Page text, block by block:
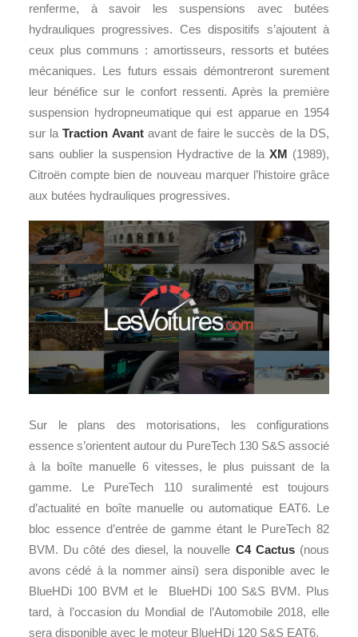
renferme, à savoir les suspensions avec butées
hydrauliques progressives. Ces dispositifs s’ajoutent à
ceux plus communs : amortisseurs, ressorts et butées
mécaniques. Les futurs essais démontreront surement
leur bénéfice sur le confort ressenti. Après la première
suspension hydropneumatique qui est apparue en 1954
sur laTraction Avantavant de faire le succès de la DS,
sans oublier la suspension Hydractive de la XM (1989),
Citroën compte bien de nouveau marquer l’histoire grâce
aux butées hydrauliques progressives.
Sur le plans des motorisations, les configurations
essence s’orientent autour du PureTech 130 S&S associé
à la boîte manuelle 6 vitesses, le plus puissant de la
gamme. Le PureTech 110 suralimenté est toujours
d’actualité en boîte manuelle ou automatique EAT6. Le
bloc essence d’entrée de gamme étant le PureTech 82
BVM. Du côté des diesel, la nouvelle C4 Cactus(nous
avons cédé à la nommer ainsi) sera disponible avec le
BlueHDi 100 BVM et le BlueHDi 100 S&S BVM. Plus
tard, à l’occasion du Mondial de l’Automobile 2018, elle
sera disponible avec le moteur BlueHDi 120 S&S EAT6.